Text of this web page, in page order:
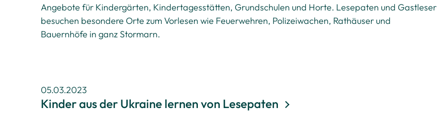
Angebote für Kindergärten, Kindertagesstätten, Grundschulen und Horte. Lesepaten und Gastleser
besuchen besondere Orte zum Vorlesen wie Feuerwehren, Polizeiwachen, Rathäuser und
Bauernhöfe in ganz Stormarn.
05.03.2023
Kinder aus der Ukraine lernen von Lesepaten